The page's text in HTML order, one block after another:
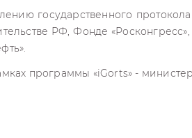
государственного
РФ, Фонде
программы «iGorts» -